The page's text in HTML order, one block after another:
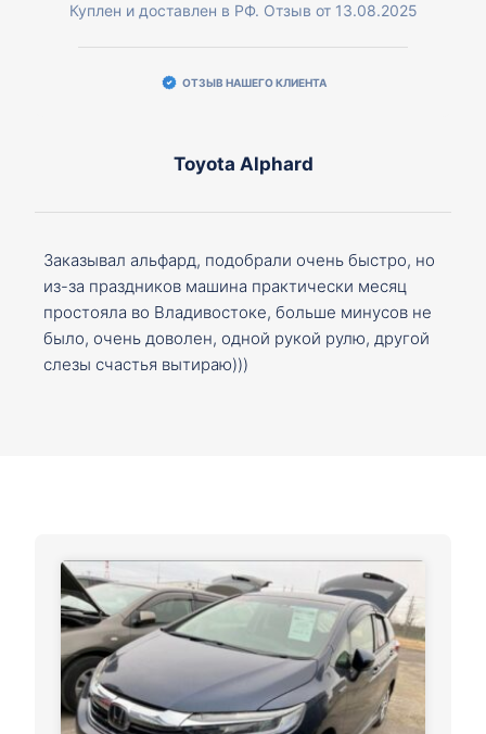
Куплен и доставлен в РФ. Отзыв от 13.08.2025
ОТЗЫВ НАШЕГО КЛИЕНТА
Toyota Alphard
Заказывал альфард, подобрали очень быстро, но
из-за праздников машина практически месяц
простояла во Владивостоке, больше минусов не
было, очень доволен, одной рукой рулю, другой
слезы счастья вытираю)))